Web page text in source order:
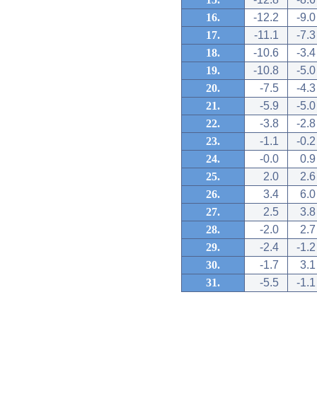
16.
-12.2
-9.0
17.
-11.1
-7.3
18.
-10.6
-3.4
19.
-10.8
-5.0
20.
-7.5
-4.3
21.
-5.9
-5.0
22.
-3.8
-2.8
23.
-1.1
-0.2
24.
-0.0
0.9
25.
2.0
2.6
26.
3.4
6.0
27.
2.5
3.8
28.
-2.0
2.7
29.
-2.4
-1.2
30.
-1.7
3.1
31.
-5.5 -1.1